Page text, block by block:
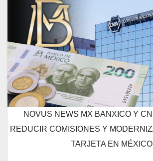
NOVUS NEWS MX BANXICO Y
REDUCIR COMISIONES Y
TARJETA EN MÉXICO